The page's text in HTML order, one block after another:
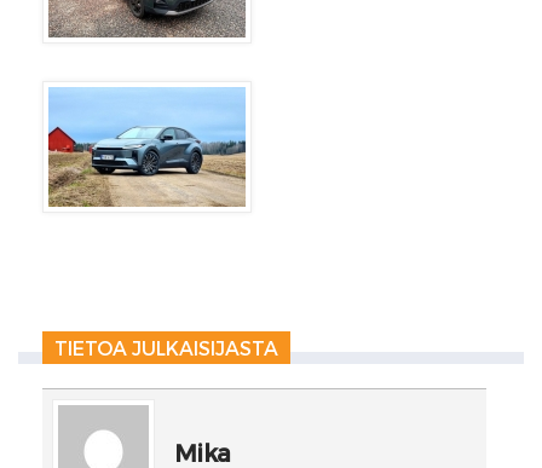
TIETOA JULKAISIJASTA
Mika